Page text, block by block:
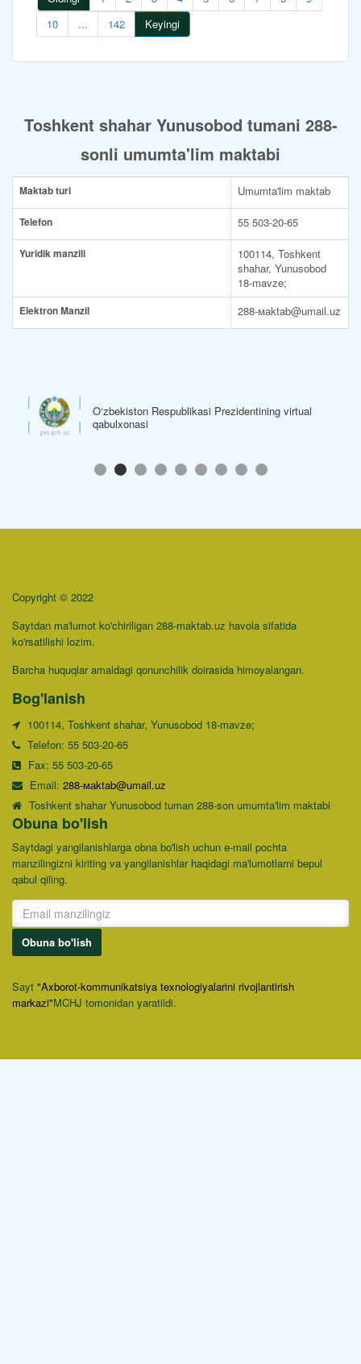
10
... 142 Keyingi
Toshkent shahar Yunusobod tumani 288-
sonli umumta'lim maktabi
Maktab turi Umumta'lim maktab
Telefon 55 503-20-65
Yuridik manzili
100114, Toshkent
shahar, Yunusobod
18-mavze;
Elektron Manzil 288-маktab@umail.uz
O‘zbekiston Respublikasi Prezidentining virtual
qabulxonasi
Copyright © 2022
Saytdan ma'lumot ko'chiriligan 288-maktab.uz havola sifatida
ko'rsatilishi lozim.
Barcha huquqlar amaldagi qonunchilik doirasida himoyalangan.
Bog'lanish
100114, Toshkent shahar, Yunusobod 18-mavze;
Telefon: 55 503-20-65
Fax: 55 503-20-65
Email:288-маktab@umail.uz
Toshkent shahar Yunusobod tuman 288-son umumta'lim maktabi
Obuna bo'lish
Saytdagi yangilanishlarga obna bo'lish uchun e-mail pochta
manzilingizni kiriting va yangilanishlar haqidagi ma'lumotlarni bepul
qabul qiling.
Obuna bo'lish
Sayt "Axborot-kommunikatsiya texnologiyalarini rivojlantirish
markazi"MCHJ tomonidan yaratildi.